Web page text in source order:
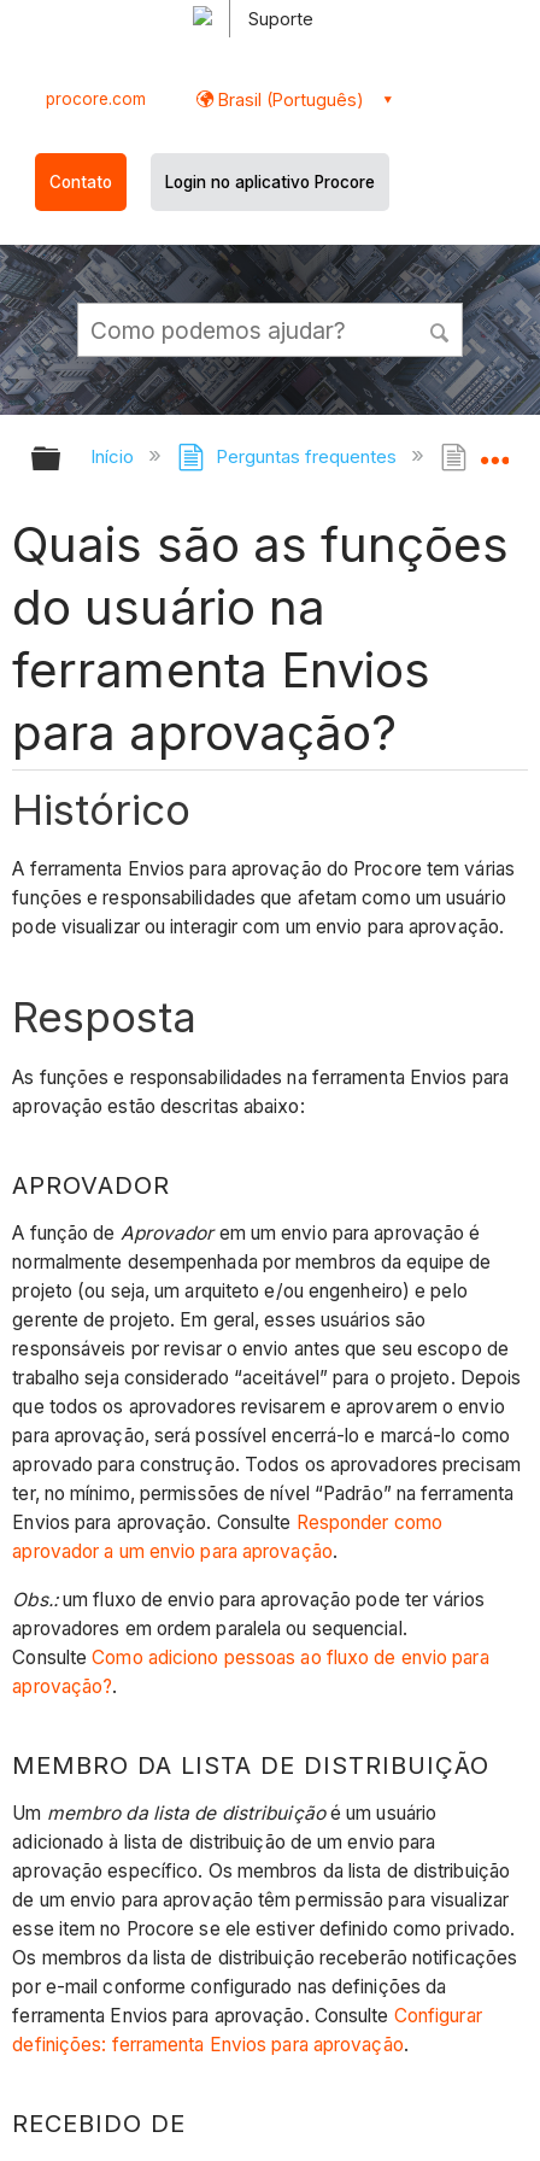
Suporte
procore.com Brasil (Português)
Contato Login no aplicativo Procore
Expandir/recolher hierarquia
Início Perguntas frequentes Quais
Quais são as funções
do usuário na
ferramenta Envios
para aprovação?
Histórico
A ferramenta Envios para aprovação do Procore tem várias
funções e responsabilidades que afetam como um usuário
pode visualizar ou interagir com um envio para aprovação.
Resposta
As funções e responsabilidades na ferramenta Envios para
aprovação estão descritas abaixo:
APROVADOR
A função de Aprovadorem um envio para aprovação é
normalmente desempenhada por membros da equipe de
projeto (ou seja, um arquiteto e/ou engenheiro) e pelo
gerente de projeto. Em geral, esses usuários são
responsáveis por revisar o envio antes que seu escopo de
trabalho seja considerado “aceitável” para o projeto. Depois
que todos os aprovadores revisarem e aprovarem o envio
para aprovação, será possível encerrá-lo e marcá-lo como
aprovado para construção. Todos os aprovadores precisam
ter, no mínimo, permissões de nível “Padrão” na ferramenta
Envios para aprovação. Consulte Responder como
aprovador a um envio para aprovação.
Obs.:um fluxo de envio para aprovação pode ter vários
aprovadores em ordem paralela ou sequencial.
ConsulteComo adiciono pessoas ao fluxo de envio para
aprovação?.
MEMBRO DA LISTA DE DISTRIBUIÇÃO
Um membro da lista de distribuiçãoé um usuário
adicionado à lista de distribuição de um envio para
aprovação específico. Os membros da lista de distribuição
de um envio para aprovação têm permissão para visualizar
esse item no Procore se ele estiver definido como privado.
Os membros da lista de distribuição receberão notificações
por e-mail conforme configurado nas definições da
ferramenta Envios para aprovação. Consulte Configurar
definições: ferramenta Envios para aprovação.
RECEBIDO DE